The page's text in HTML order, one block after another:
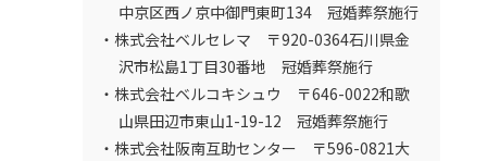
中京区西ノ京中御門東町134 冠婚葬祭施行
・株式会社ベルセレマ 〒920-0364石川県金
沢市松島1丁目30番地 冠婚葬祭施行
・株式会社ベルコキシュウ 〒646-0022和歌
山県田辺市東山1-19-12 冠婚葬祭施行
・株式会社阪南互助センター 〒596-0821大